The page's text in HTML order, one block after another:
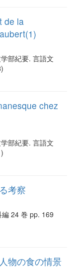
de la
部紀要. 言語文
chez
部紀要. 言語文
考察
24 巻 pp. 169
物の食の情景